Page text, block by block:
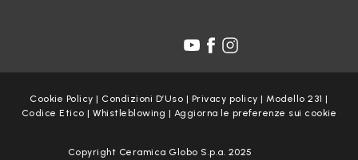
Cookie Policy | Condizioni D’Uso | Privacy policy | Modello 231 |
Codice Etico |Whistleblowing | Aggiorna le preferenze sui cookie
Copyright Ceramica Globo S.p.a. 2025